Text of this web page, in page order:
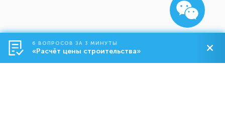
6 ВОПРОСОВ ЗА 3 МИНУТЫ
«Расчёт цены строительства»